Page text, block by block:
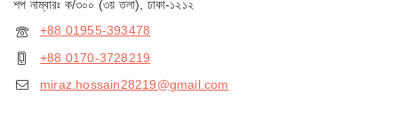
শপ নাম্বারঃ ক/৩০০ (৩য় তলা), ঢাকা-১২১২
+88 01955-393478
+88 0170-3728219
miraz.hossain28219@gmail.com